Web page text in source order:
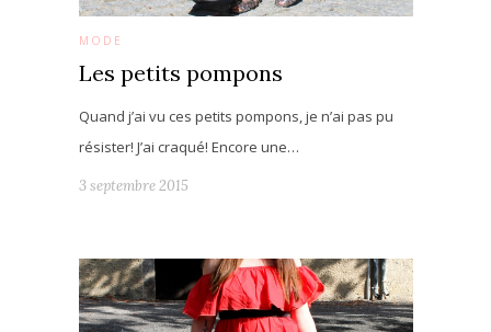
MODE
Les petits pompons
Quand j’ai vu ces petits pompons, je n’ai pas pu
résister! J’ai craqué! Encore une…
3 septembre 2015